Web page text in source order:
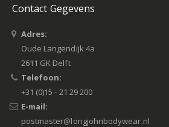
Contact Gegevens
Adres:
Oude Langendijk 4a
2611 GK Delft
Telefoon:
+31 (0)15 - 21 29 200
E-mail:
postmaster@longjohnbodywear.nl